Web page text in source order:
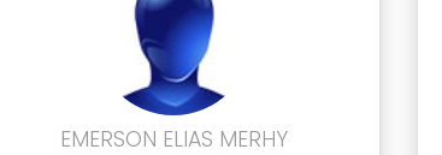
EMERSON ELIAS MERHY